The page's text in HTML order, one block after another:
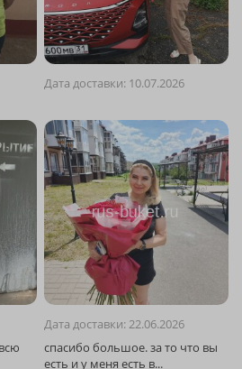
Дата доставки: 10.07.2026
Дата доставки: 22.06.2026